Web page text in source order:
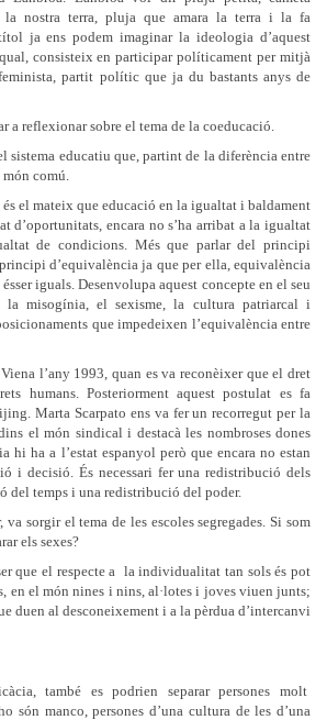
la nostra terra, pluja que amara la terra i la fa
ja ens podem imaginar la ideologia d’aquest
consisteix en participar políticament per mitjà
partit polític que ja du bastants anys de
a reflexionar sobre el tema de la coeducació.
sistema educatiu que, partint de la diferència entre
comú.
el mateix que educació en la igualtat i baldament
d’oportunitats, encara no s’ha arribat a la igualtat
de condicions. Més que parlar del principi
d’equivalència ja que per ella, equivalència
iguals. Desenvolupa aquest concepte en el seu
la misogínia, el sexisme, la cultura patriarcal i
que impedeixen l’equivalència entre
l’any 1993, quan es va reconèixer que el dret
humans. Posteriorment aquest postulat es fa
Marta Scarpato ens va fer un recorregut per la
el món sindical i destacà les nombroses dones
hi ha a l’estat espanyol però que encara no estan
i decisió. És necessari fer una redistribució dels
del temps i una redistribució del poder.
sorgir el tema de les escoles segregades. Si som
els sexes?
que el respecte a la individualitat tan sols és pot
en el món nines i nins, al·lotes i joves viuen junts;
duen al desconeixement i a la pèrdua d’intercanvi
també es podrien separar persones molt
són manco, persones d’una cultura de les d’una